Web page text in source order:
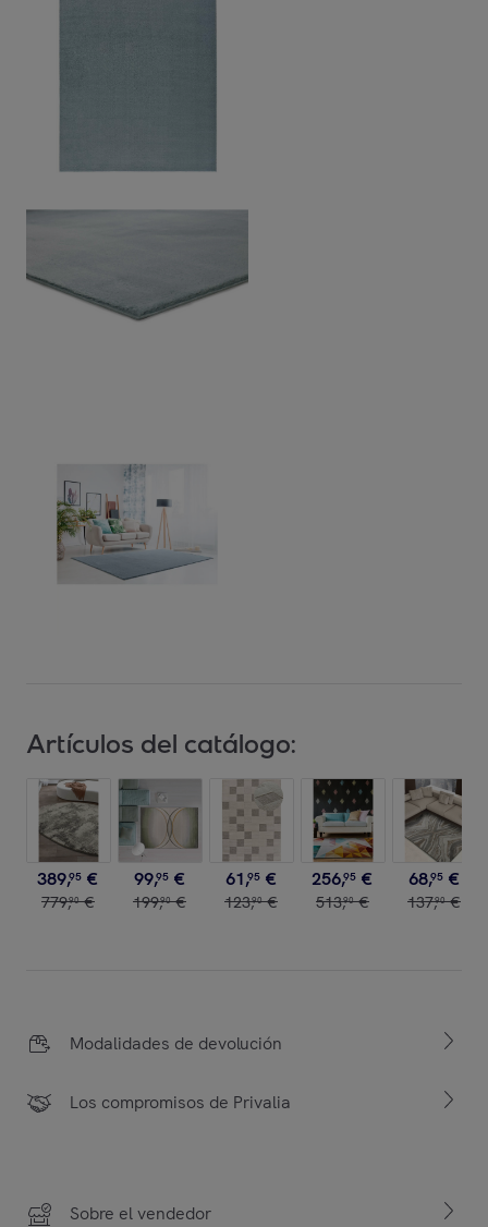
Artículos del catálogo:
389,95 €
779,90 €
99,95 €
199,90 €
61,95 €
123,90 €
256,95 €
513,90 €
68,95 €
137,90 €
Modalidades de devolución
Los compromisos de Privalia
Sobre el vendedor